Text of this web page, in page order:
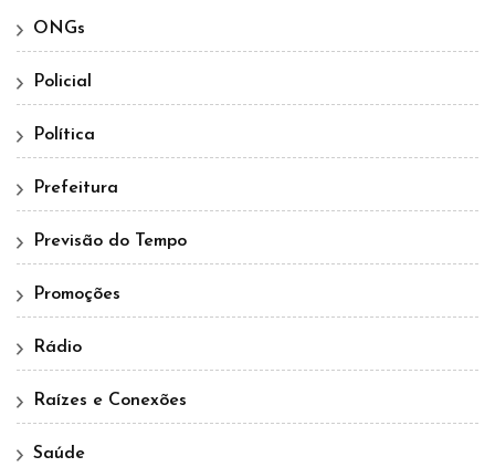
ONGs
Policial
Política
Prefeitura
Previsão do Tempo
Promoções
Rádio
Raízes e Conexões
Saúde